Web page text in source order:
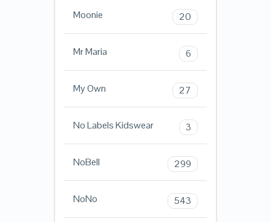
Moonie 20
Mr Maria 6
My Own 27
No Labels Kidswear 3
NoBell 299
NoNo 543